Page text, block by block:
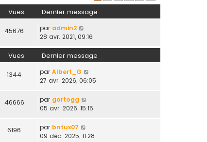
Vues Dernier message
45676 par admin2
28 avr. 2021, 09:16
Vues Dernier message
1344 par Albert_G
27 avr. 2026, 06:05
46666 par gortogg
05 avr. 2026, 15:15
6196 par bntux07
09 déc. 2025, 11:28